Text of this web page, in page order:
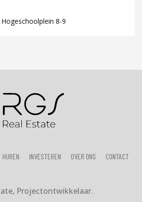
Hogeschoolplein 8-9
HUREN INVESTEREN OVER ONS CONTACT
Projectontwikkelaar.